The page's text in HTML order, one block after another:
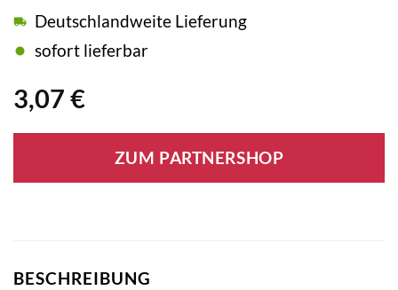
3,07 €
Deutschlandweite Lieferung
sofort lieferbar
ZUM PARTNERSHOP
BESCHREIBUNG